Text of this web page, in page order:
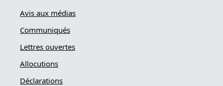
Avis aux médias
Communiqués
Lettres ouvertes
Allocutions
Déclarations